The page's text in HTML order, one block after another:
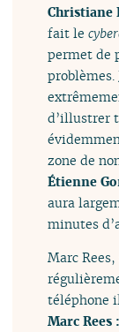
Christiane
fait le
permet de
d’illustrer
zone de
Étienne
aura
minutes
Marc
téléphone
Marc Rees